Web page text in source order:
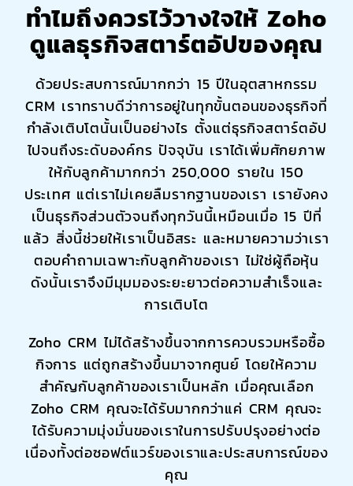
ทำไมถึงควรไว้วางใจให้ Zoho
ดูแลธุรกิจสตาร์ตอัปของคุณ
ด้วยประสบการณ์มากกว่า 15 ปีในอุตสาหกรรม
CRM เราทราบดีว่าการอยู่ในทุกขั้นตอนของธุรกิจที่
กำลังเติบโตนั้นเป็นอย่างไร ตั้งแต่ธุรกิจสตาร์ตอัป
ไปจนถึงระดับองค์กร ปัจจุบัน เราได้เพิ่มศักยภาพ
ให้กับลูกค้ามากกว่า 250,000 รายใน 150
ประเทศ แต่เราไม่เคยลืมรากฐานของเรา เรายังคง
เป็นธุรกิจส่วนตัวจนถึงทุกวันนี้เหมือนเมื่อ 15 ปีที่
แล้ว สิ่งนี้ช่วยให้เราเป็นอิสระ และหมายความว่าเรา
ตอบคำถามเฉพาะกับลูกค้าของเรา ไม่ใช่ผู้ถือหุ้น
ดังนั้นเราจึงมีมุมมองระยะยาวต่อความสำเร็จและ
การเติบโต
Zoho CRM ไม่ได้สร้างขึ้นจากการควบรวมหรือซื้อ
กิจการ แต่ถูกสร้างขึ้นมาจากศูนย์ โดยให้ความ
สำคัญกับลูกค้าของเราเป็นหลัก เมื่อคุณเลือก
Zoho CRM คุณจะได้รับมากกว่าแค่ CRM คุณจะ
ได้รับความมุ่งมั่นของเราในการปรับปรุงอย่างต่อ
เนื่องทั้งต่อซอฟต์แวร์ของเราและประสบการณ์ของ
คุณ